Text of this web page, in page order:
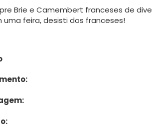
Brie e Camembert franceses de
uma feira, desisti dos franceses!